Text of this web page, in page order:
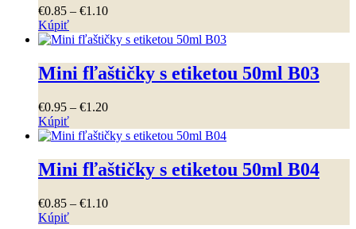
€0.85 – €1.10Price
€0. 85
€1.10
Kúpiť
Tento
má
viacero
Možnosti
si
môžete
na
stránke
produktu.
Mini fľaštičky s etiketou 50ml B03
€0.95 – €1 .20Price
€0. 95
€1.20
Kúpiť
Tento
má
viacero
Možnosti
si
Mini fľaštičky s etiketou 50ml B04
€0.85 – €1 .10Price
Kúpiť